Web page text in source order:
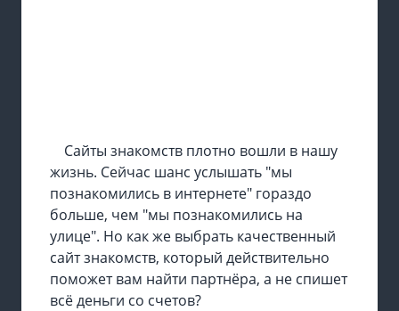
Сайты знакомств плотно вошли в нашу
жизнь. Сейчас шанс услышать "мы
познакомились в интернете" гораздо
больше, чем "мы познакомились на
улице". Но как же выбрать качественный
сайт знакомств, который действительно
поможет вам найти партнёра, а не спишет
всё деньги со счетов?